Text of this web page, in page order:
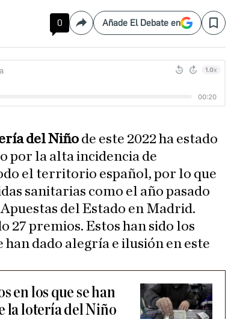
0 CompartirAñade El Debate en Save
del Niño de este 2022 ha estado
por la alta incidencia de
el territorio español, por lo que
sanitarias como el año pasado
del Estado en Madrid.
27 premios. Estos han sido los
dado alegría e ilusión en este
en los que se han
la lotería del Niño